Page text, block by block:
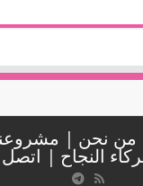
من نحن
النجاح اتصل